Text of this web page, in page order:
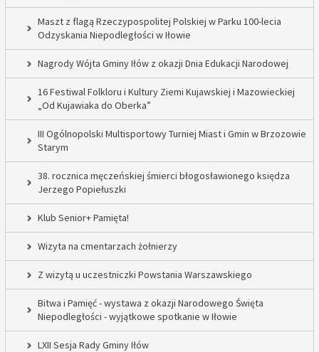
Maszt z flagą Rzeczypospolitej Polskiej w Parku 100-lecia
Odzyskania Niepodległości w Iłowie
Nagrody Wójta Gminy Iłów z okazji Dnia Edukacji Narodowej
16 Festiwal Folkloru i Kultury Ziemi Kujawskiej i Mazowieckiej
„Od Kujawiaka do Oberka”
III Ogólnopolski Multisportowy Turniej Miast i Gmin w Brzozowie
Starym
38. rocznica męczeńskiej śmierci błogosławionego księdza
Jerzego Popiełuszki
Klub Senior+ Pamięta!
Wizyta na cmentarzach żołnierzy
Z wizytą u uczestniczki Powstania Warszawskiego
Bitwa i Pamięć - wystawa z okazji Narodowego Święta
Niepodległości - wyjątkowe spotkanie w Iłowie
LXII Sesja Rady Gminy Iłów